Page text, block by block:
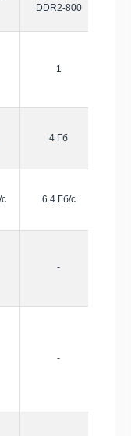
DDR2-800
1
4 Гб
6.4 Гб/с
-
-